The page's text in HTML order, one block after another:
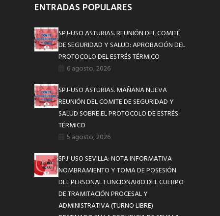
ENTRADAS POPULARES
SPJ-USO ASTURIAS. REUNIÓN DEL COMITÉ
DE SEGURIDAD Y SALUD: APROBACIÓN DEL
PROTOCOLO DEL ESTRÉS TÉRMICO
6 agosto, 2026
SPJ-USO ASTURIAS. MAÑANA NUEVA
REUNIÓN DEL COMITE DE SEGURIDAD Y
SALUD SOBRE EL PROTOCOLO DE ESTRÉS
TÉRMICO
5 agosto, 2026
SPJ-USO SEVILLA: NOTA INFORMATIVA
NOMBRAMIENTO Y TOMA DE POSESIÓN
DEL PERSONAL FUNCIONARIO DEL CUERPO
DE TRAMITACIÓN PROCESAL Y
ADMINISTRATIVA (TURNO LIBRE)